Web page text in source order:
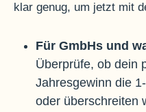
klar genug, um jetzt mit
Für GmbHs und
Überprüfe, ob dein
Jahresgewinn die
oder überschreiten